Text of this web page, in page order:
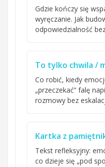
Gdzie kończy się
wyręczanie. Jak
odpowiedzialność
To tylko chwila /
Co robić, kiedy
„przeczekać” falę
rozmowy bez
Kartka z
Tekst refleksyjny:
co dzieje się „pod